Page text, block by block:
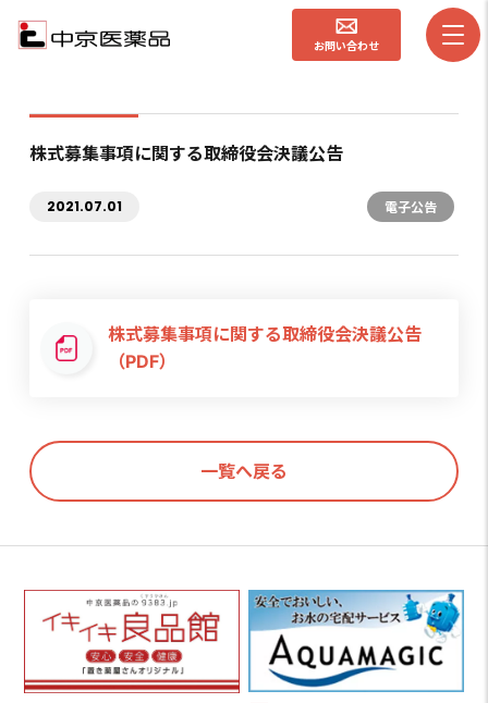
お問い合わせ
株式募集事項に関する取締役会決議公告
2021.07.01 電子公告
株式募集事項に関する取締役会決議公告
（PDF）
一覧へ戻る